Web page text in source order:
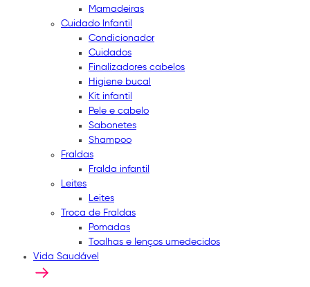
Mamadeiras
Cuidado Infantil
Condicionador
Cuidados
Finalizadores cabelos
Higiene bucal
Kit infantil
Pele e cabelo
Sabonetes
Shampoo
Fraldas
Fralda infantil
Leites
Leites
Troca de Fraldas
Pomadas
Toalhas e lenços umedecidos
Vida Saudável